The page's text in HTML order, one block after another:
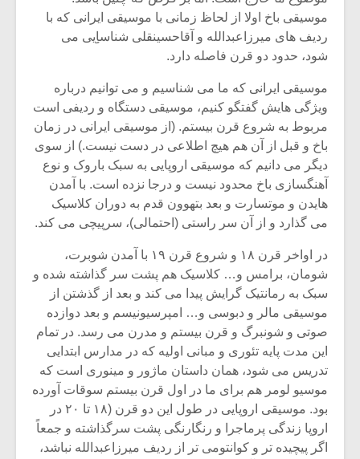
موسیقی باخ اولا از لحاظ زمانی با موسیقی ایرانی که با
ردیف های میرزاعبدالله و آقاحسینقلی شناساِِیی می
شود، حدود دو قرن فاصله دارد.
موسیقی ایرانی که ما می شناسیم و می توانیم درباره
ویژگی هایش گفتگو کنیم، موسیقی دستگاه و ردیفی است
مربوط به شروع قرن بیستم. (از موسیقی ایرانی در زمان
باخ و قبل از آن هم هیچ اطلاعی در دست نیست.) از سوی
دیگر می دانیم که موسیقی اروپایی به سبک باروک و نوع
آهنگسازی باخ محدود نیست و درجا نزده است. با آمدن
هایدن و موتسارت و بعد بتهوون قدم به دوران کلاسیک
می گذارد و از آن سر راستی (احتمالی)، سرپیچی می کند.
در اواخر قرن ۱۸ و شروع قرن ۱۹ با آمدن شوبرت،
شومان، برامس و… کلاسیک هم پشت سر گذاشته شده و
سبک به رمانتیک گرایش پیدا می کند و بعد از گذشتن از
موسیقی مالر و دبوسی و… امپرسیونیسم و بعد دوازده
صوتی و شونبرگ و قرن بیستم و مدرن می رسد. در تمام
این مدت پایه تئوری و مبانی اولیه که در مدارس ابتدایی
تدریس می شود، همان داستان ماژور و مینوری است که
موسیو لومر هم برای ما در اول قرن بیستم سوقات آورده
بود. موسیقی اروپایی در طول این دو قرن (۱۸ تا ۲۰ در
اروپا زندگی پرماجرا و رنگارنگی پشت سرگذاشته و جمعاً
اگر پیچیده تر و کوانتومی تر از ردیف میرزاعبدالله نباشد،
یادداشتی بر موسیقی
متن فیلم «متری
اگر نمی توانی
مشهورترین باشی،
بدنام ترین باش
موسیقی